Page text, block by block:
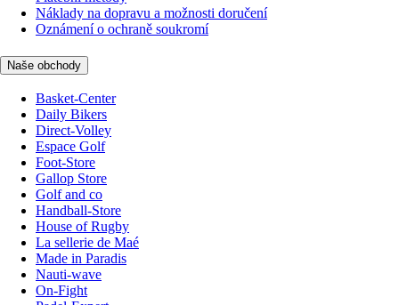
Náklady na dopravu a možnosti doručení
Oznámení o ochraně soukromí
Naše obchody
Basket-Center
Daily Bikers
Direct-Volley
Espace Golf
Foot-Store
Gallop Store
Golf and co
Handball-Store
House of Rugby
La sellerie de Maé
Made in Paradis
Nauti-wave
On-Fight